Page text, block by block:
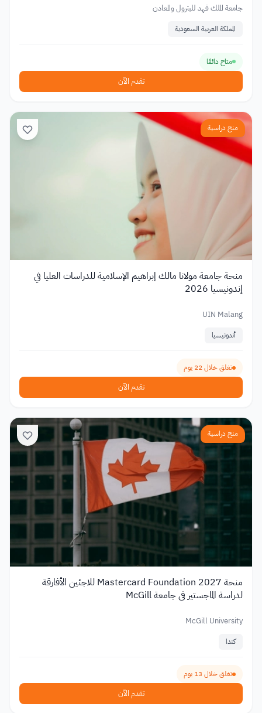
جامعة الملك فهد للبترول والمعادن
المملكة العربية السعودية
متاح دائمًا
تقدم الآن
منح دراسية
منحة جامعة مولانا مالك إبراهيم الإسلامية للدراسات العليا في
إندونيسيا 2026
UIN Malang
أندونيسيا
تغلق خلال 22 يوم
تقدم الآن
منح دراسية
منحة Mastercard Foundation 2027 للاجئين الأفارقة
لدراسة الماجستير في جامعة McGill
McGill University
كندا
تغلق خلال 13 يوم
تقدم الآن